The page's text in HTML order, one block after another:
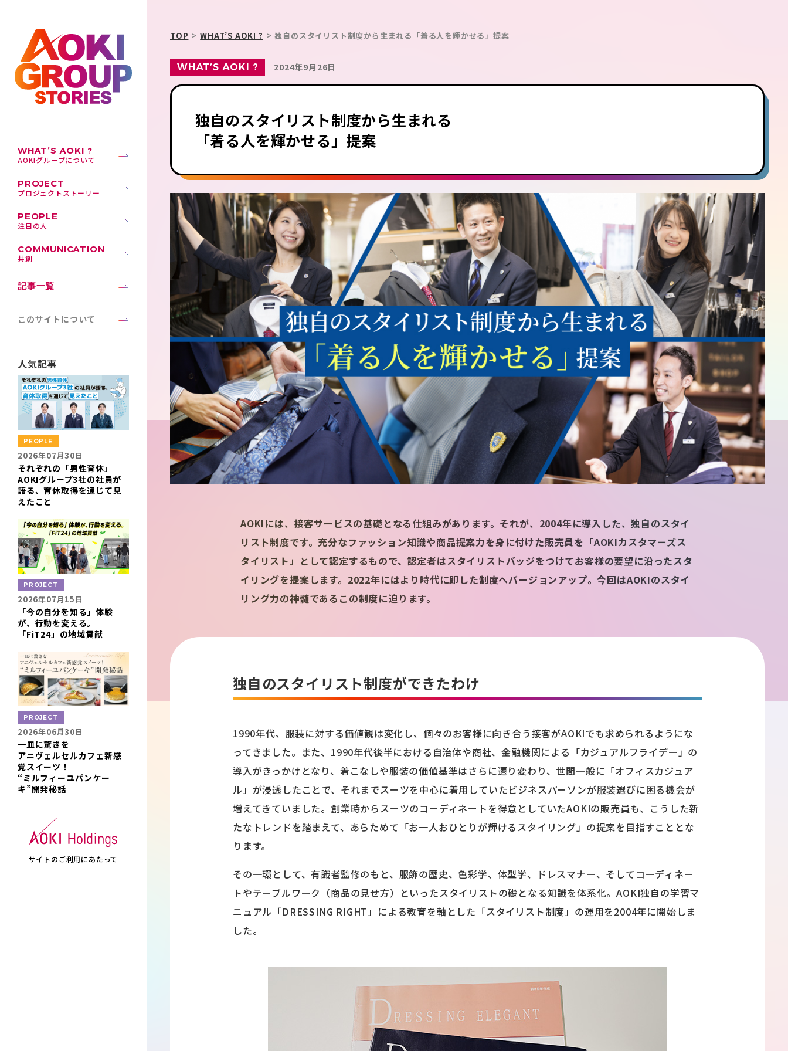
WHAT’S AOKI ?
AOKIグループについて
PROJECT
プロジェクトストーリー
PEOPLE
注目の人
COMMUNICATION
共創
記事一覧
このサイトについて
人気記事
PEOPLE
2026年07月30日
それぞれの「男性育休」
AOKIグループ3社の社員が
語る、育休取得を通じて見
えたこと
PROJECT
2026年07月15日
「今の自分を知る」体験
が、行動を変える。
「FiT24」の地域貢献
PROJECT
2026年06月30日
一皿に驚きを
アニヴェルセルカフェ新感
覚スイーツ！
“ミルフィーユパンケー
キ”開発秘話
サイトのご利用にあたって
TOP WHAT’S AOKI ? 独自のスタイリスト制度から生まれる「着る人を輝かせる」提案
WHAT’S AOKI ? 2024年9月26日
独自のスタイリスト制度から生まれる
「着る人を輝かせる」提案
AOKIには、接客サービスの基礎となる仕組みがあります。それが、2004年に導入した、独自のスタイ
リスト制度です。充分なファッション知識や商品提案力を身に付けた販売員を「AOKIカスタマーズス
タイリスト」として認定するもので、認定者はスタイリストバッジをつけてお客様の要望に沿ったスタ
イリングを提案します。2022年にはより時代に即した制度へバージョンアップ。今回はAOKIのスタイ
リング力の神髄であるこの制度に迫ります。
独自のスタイリスト制度ができたわけ
1990年代、服装に対する価値観は変化し、個々のお客様に向き合う接客がAOKIでも求められるようにな
ってきました。また、1990年代後半における自治体や商社、金融機関による「カジュアルフライデー」の
導入がきっかけとなり、着こなしや服装の価値基準はさらに遷り変わり、世間一般に「オフィスカジュア
ル」が浸透したことで、それまでスーツを中心に着用していたビジネスパーソンが服装選びに困る機会が
増えてきていました。創業時からスーツのコーディネートを得意としていたAOKIの販売員も、こうした新
たなトレンドを踏まえて、あらためて「お一人おひとりが輝けるスタイリング」の提案を目指すこととな
ります。
その一環として、有識者監修のもと、服飾の歴史、色彩学、体型学、ドレスマナー、そしてコーディネー
トやテーブルワーク（商品の見せ方）といったスタイリストの礎となる知識を体系化。AOKI独自の学習マ
ニュアル「DRESSING RIGHT」による教育を軸とした「スタイリスト制度」の運用を2004年に開始しま
した。